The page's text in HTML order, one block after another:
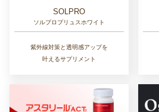
SOLPRO
ソルプロプリュスホワイト
紫外線対策と透明感アップを
叶えるサプリメント